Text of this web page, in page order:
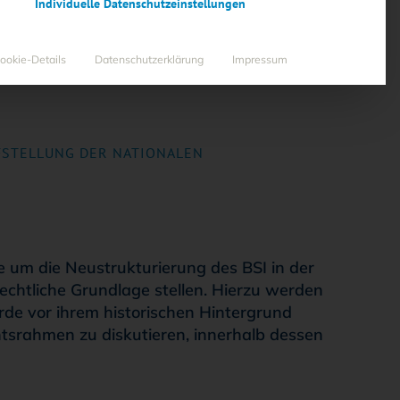
DER NATIONALEN
um die Neustrukturierung des BSI in der
Grundlage stellen. Hierzu werden
vor ihrem historischen Hintergrund
zu diskutieren, innerhalb dessen
Details Datenschutzerklärung Impressum